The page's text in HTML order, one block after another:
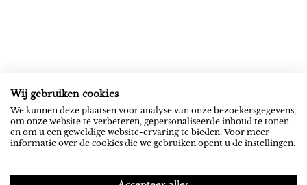
ROB RIEMEN
News
Contact
SOCIAL
YouTube
Spotify
NEXUS INSTITUUT PRIVACY
Wij gebruiken cookies
We kunnen deze plaatsen voor analyse van onze bezoekersgegevens,
om onze website te verbeteren, gepersonaliseerde inhoud te tonen
en om u een geweldige website-ervaring te bieden. Voor meer
informatie over de cookies die we gebruiken opent u de instellingen.